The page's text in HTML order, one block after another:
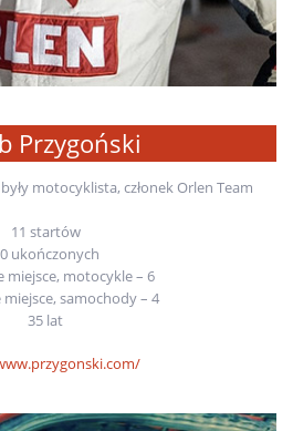
Przygoński
motocyklista, członek Orlen Team
11 startów
ukończonych
miejsce, motocykle – 6
miejsce, samochody – 4
35 lat